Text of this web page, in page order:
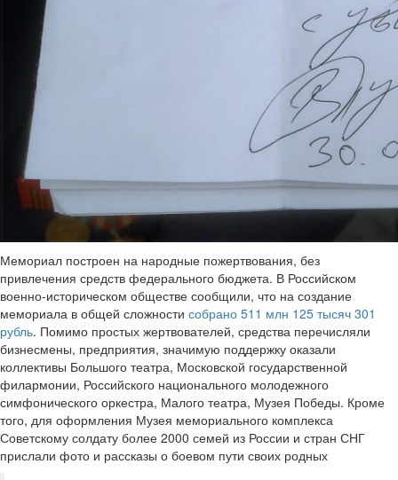
Мемориал построен на народные пожертвования, без
привлечения средств федерального бюджета. В Российском
военно-историческом обществе сообщили, что на создание
мемориала в общей сложности собрано 511 млн 125 тысяч 301
рубль. Помимо простых жертвователей, средства перечисляли
бизнесмены, предприятия, значимую поддержку оказали
коллективы Большого театра, Московской государственной
филармонии, Российского национального молодежного
симфонического оркестра, Малого театра, Музея Победы. Кроме
того, для оформления Музея мемориального комплекса
Советскому солдату более 2000 семей из России и стран СНГ
прислали фото и рассказы о боевом пути своих родных